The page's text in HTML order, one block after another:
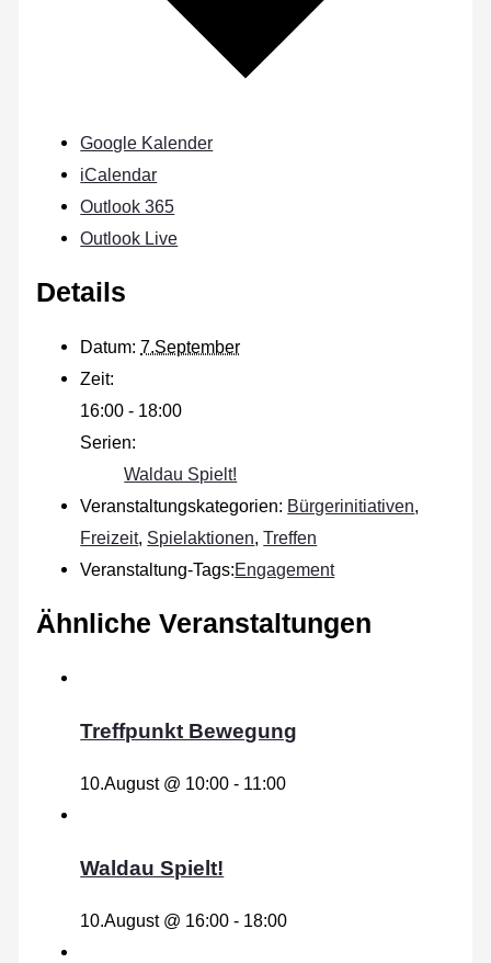
Google Kalender
iCalendar
Outlook 365
Outlook Live
Details
Datum: 7.September
Zeit:
16:00 - 18:00
Serien:
Waldau Spielt!
Veranstaltungskategorien: Bürgerinitiativen,
Freizeit, Spielaktionen,Treffen
Veranstaltung-Tags:Engagement
Ähnliche Veranstaltungen
Treffpunkt Bewegung
10.August @ 10:00 - 11:00
Waldau Spielt!
10.August @ 16:00 - 18:00